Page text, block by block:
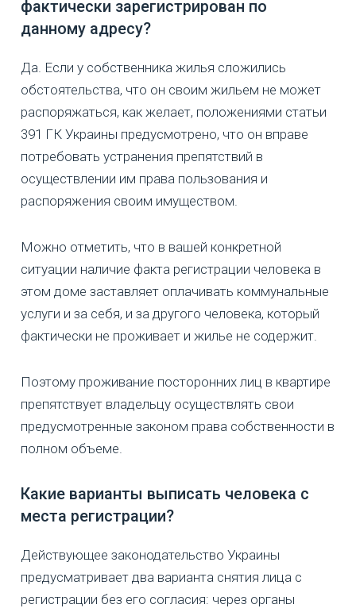
фактически зарегистрирован по
данному адресу?
Да. Если у собственника жилья сложились
обстоятельства, что он своим жильем не может
распоряжаться, как желает, положениями статьи
391 ГК Украины предусмотрено, что он вправе
потребовать устранения препятствий в
осуществлении им права пользования и
распоряжения своим имуществом.
Можно отметить, что в вашей конкретной
ситуации наличие факта регистрации человека в
этом доме заставляет оплачивать коммунальные
услуги и за себя, и за другого человека, который
фактически не проживает и жилье не содержит.
Поэтому проживание посторонних лиц в квартире
препятствует владельцу осуществлять свои
предусмотренные законом права собственности в
полном объеме.
Какие варианты выписать человека с
места регистрации?
Действующее законодательство Украины
предусматривает два варианта снятия лица с
регистрации без его согласия: через органы